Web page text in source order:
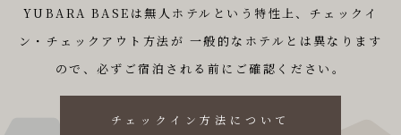
YUBARA BASEは無⼈ホテルという特性上、チェックイ
ン・チェックアウト⽅法が ⼀般的なホテルとは異なります
ので、必ずご宿泊される前にご確認ください。
チェックイン⽅法について